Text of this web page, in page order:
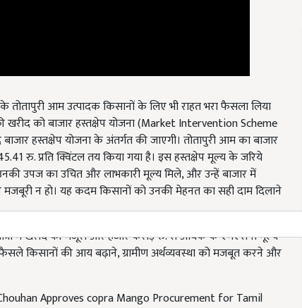
खरीद को बाजार हस्तक्षेप योजना (Market Intervention Scheme
हस्तक्षेप योजना के अंतर्गत की जाएगी। तोतापुरी आम का बाजार
रु. प्रति क्विंटल तय किया गया है। इस हस्तक्षेप मूल्य के जरिये
उपज का उचित और लाभकारी मूल्य मिले, और उन्हें बाजार में
न हो। यह कदम किसानों को उनकी मेहनत का सही दाम दिलाने
किसानों की आय बढ़ाने, ग्रामीण अर्थव्यवस्था को मजबूत करने और